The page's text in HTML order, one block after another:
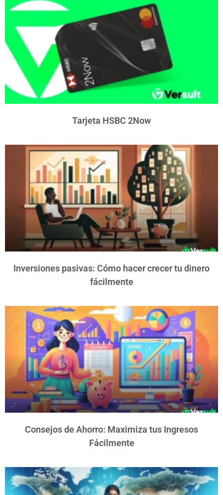
Tarjeta HSBC 2Now
Inversiones pasivas: Cómo hacer crecer tu dinero
fácilmente
Consejos de Ahorro: Maximiza tus Ingresos
Fácilmente